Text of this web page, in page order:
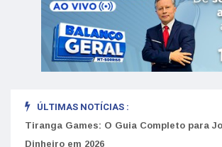
ÚLTIMAS NOTÍCIAS :
Tiranga Games: O Guia Completo para
Dinheiro em 2026